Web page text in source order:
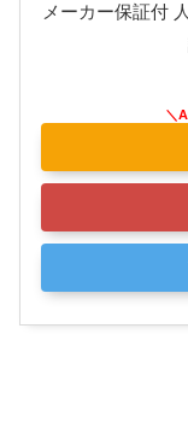
メーカー保証付